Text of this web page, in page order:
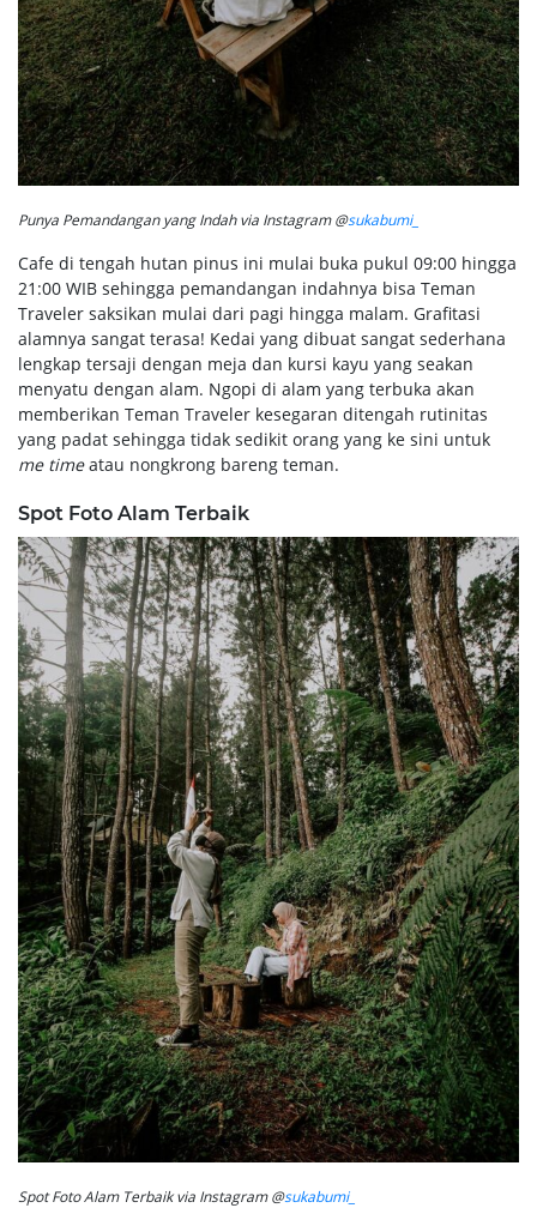
Punya Pemandangan yang Indah via Instagram @sukabumi_
Cafe di tengah hutan pinus ini mulai buka pukul 09:00 hingga
21:00 WIB sehingga pemandangan indahnya bisa Teman
Traveler saksikan mulai dari pagi hingga malam. Grafitasi
alamnya sangat terasa! Kedai yang dibuat sangat sederhana
lengkap tersaji dengan meja dan kursi kayu yang seakan
menyatu dengan alam. Ngopi di alam yang terbuka akan
memberikan Teman Traveler kesegaran ditengah rutinitas
yang padat sehingga tidak sedikit orang yang ke sini untuk
me timeatau nongkrong bareng teman.
Spot Foto Alam Terbaik
Spot Foto Alam Terbaik via Instagram @sukabumi_